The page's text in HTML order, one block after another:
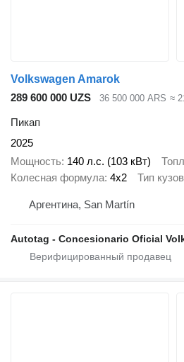
Volkswagen Amarok
289 600 000 UZS
36 500 000 ARS ≈
Пикап
2025
Мощность 140 л.с. (103 кВт)
Колесная формула 4x2 Тип
Аргентина, San Martín
Autotag - Concesionario Oficial